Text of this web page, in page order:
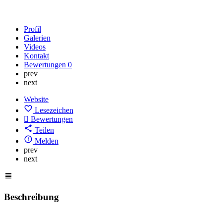
Profil
Galerien
Videos
Kontakt
Bewertungen 0
prev
next
Website
Lesezeichen
Bewertungen
Teilen
Melden
prev
next
Beschreibung